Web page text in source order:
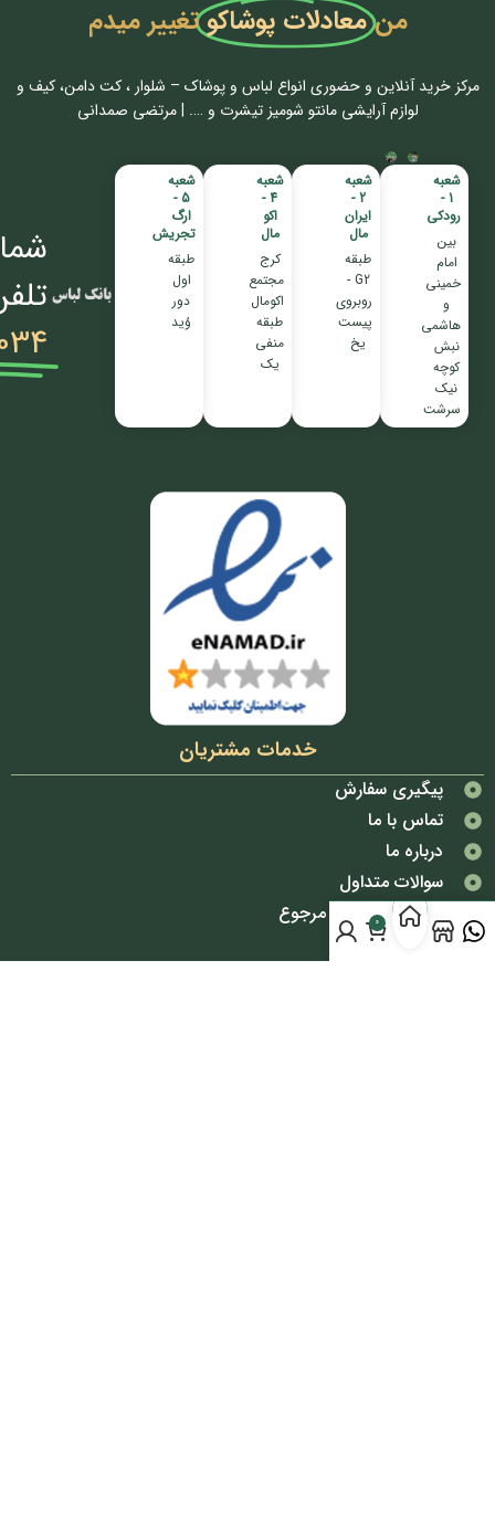
منمعادلات پوشاکوتغییر میدم
مرکز خرید آنلاین و حضوری انواع لباس‌ و پوشاک – شلوار ، کت دامن، کیف و
لوازم آرایشی مانتو شومیز تیشرت و …. | مرتضی صمدانی
شعبه
1 -
رودکی
بین
امام
خمینی
و
هاشمی
نبش
کوچه
نیک
سرشت
شعبه
2 -
ایران
مال
طبقه
G2 -
روبروی
پیست
یخ
شعبه
4 -
اکو
مال
کرج
مجتمع
اکومال
طبقه
منفی
یک
شعبه
5 -
ارگ
تجریش
طبقه
اول
دور
وُید
خدمات مشتریان
پیگیری سفارش
تماس با ما
درباره ما
سوالات متداول
شرایط تعویض و مرجوع
قوانین و مقررات
0